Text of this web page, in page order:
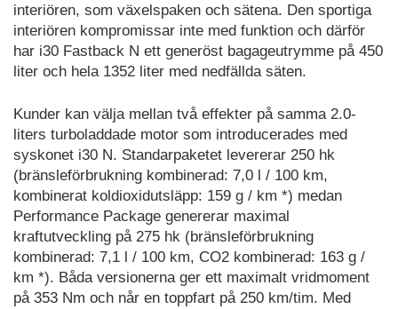
interiören, som växelspaken och sätena. Den sportiga
interiören kompromissar inte med funktion och därför
har i30 Fastback N ett generöst bagageutrymme på 450
liter och hela 1352 liter med nedfällda säten.
Kunder kan välja mellan två effekter på samma 2.0-
liters turboladdade motor som introducerades med
syskonet i30 N. Standarpaketet levererar 250 hk
(bränsleförbrukning kombinerad: 7,0 l / 100 km,
kombinerat koldioxidutsläpp: 159 g / km *) medan
Performance Package genererar maximal
kraftutveckling på 275 hk (bränsleförbrukning
kombinerad: 7,1 l / 100 km, CO2 kombinerad: 163 g /
km *). Båda versionerna ger ett maximalt vridmoment
på 353 Nm och når en toppfart på 250 km/tim. Med